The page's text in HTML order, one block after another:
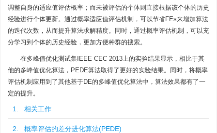
调整自身的适应值评估概率；而未被评估的个体则直接根据该个体的历史
经验进行个体更新。通过概率适应值评估机制，可以节省FEs来增加算法
的迭代次数，从而提升算法求解精度。同时，通过概率评估机制，可以充
分学习到个体的历史经验，更加方便种群的搜索。
在多峰值优化测试集IEEE CEC 2013上的实验结果显示，相比于其
他的多峰值优化算法，PEDE算法取得了更好的实验结果。同时，将概率
评估机制应用到了其他基于DE的多峰值优化算法中，算法效果都有了一
定的提升。
1. 相关工作
2. 概率评估的差分进化算法(PEDE)